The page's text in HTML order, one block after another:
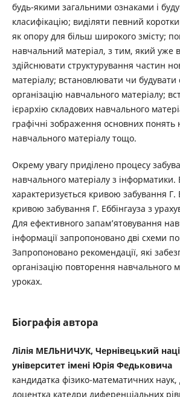
будь-якими загальними ознаками і
класифікацію; виділяти певний
як опору для більш широкого змісту;
навчальний матеріал, з тим, який уже
здійснювати структурування частин
матеріалу; встановлювати чи будувати
організацію навчального матеріалу;
ієрархію складових навчального
графічні зображення основних понять
навчального матеріалу тощо.
Окрему увагу приділено процесу
навчального матеріалу з
характеризується кривою забування Г.
кривою забування Г. Еббінгауза з
Для ефективного запам’ятовування
інформації запропоновано дві схеми
Запропоновано рекомендації, які
організацію повторення навчального
уроках.
Біографія автора
Лілія МЕЛЬНИЧУК, Чернівецький
університет імені Юрія Федьковича
кандидатка фізико-математичних наук,
доцентка катедри диференціальних